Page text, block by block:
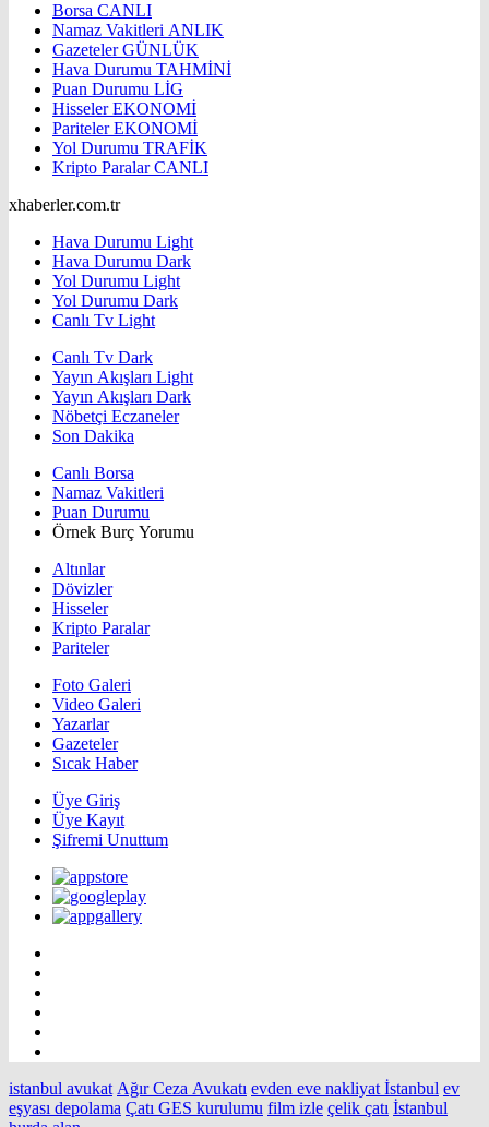
Borsa CANLI
Namaz Vakitleri ANLIK
GazetelerGÜNLÜK
Hava Durumu TAHMİNİ
Puan Durumu LİG
HisselerEKONOMİ
ParitelerEKONOMİ
Yol Durumu TRAFİK
Kripto ParalarCANLI
xhaberler.com.tr
Hava Durumu Light
Hava Durumu Dark
Yol Durumu Light
Yol Durumu Dark
Canlı Tv Light
Canlı Tv Dark
Yayın Akışları Light
Yayın Akışları Dark
Nöbetçi Eczaneler
Son Dakika
Canlı Borsa
Namaz Vakitleri
Puan Durumu
Örnek Burç Yorumu
Altınlar
Dövizler
Hisseler
Kripto Paralar
Pariteler
Foto Galeri
Video Galeri
Yazarlar
Gazeteler
Sıcak Haber
Üye Giriş
Üye Kayıt
Şifremi Unuttum
istanbul avukat Ağır Ceza Avukatı evden eve nakliyat İstanbul ev
eşyası depolama Çatı GES kurulumu film izle çelik çatı İstanbul